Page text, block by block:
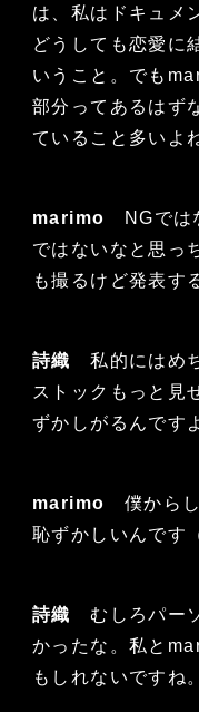
は、私はドキュメ
どうしても恋愛に
いうこと。でも
部分ってあるはず
ていること多いよ
marimo NGでは
ではないなと思っ
も撮るけど発表す
詩織私的にはめ
ストックもっと見
ずかしがるんです
marimo 僕からし
恥ずかしいんです
詩織
むしろパー
かったな。私と
もしれないですね